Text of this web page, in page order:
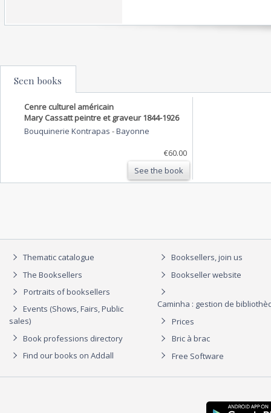
Seen books
Cenre culturel américain
Mary Cassatt peintre et graveur 1844-1926
Bouquinerie Kontrapas -Bayonne
€60.00
See the book
Thematic catalogue
The Booksellers
Portraits of booksellers
Events (Shows, Fairs, Public
sales)
Book professions directory
Find our books on Addall
Booksellers, join us
Bookseller website
Caminha : gestion de
Prices
Bric à brac
Free Software